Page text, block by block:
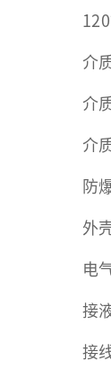
介
介
介
防
外
电
接
接